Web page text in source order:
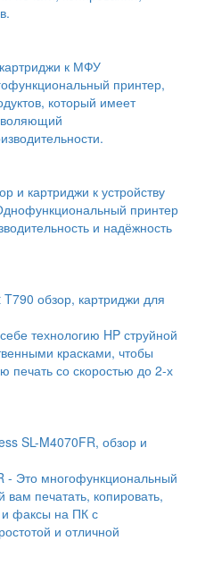
к МФУ
принтер,
который имеет
и картриджи к устройству
принтер
и надёжность
обзор, картриджи для
технологию HP струйной
красками, чтобы
печать со скоростью до 2-х
SL-M4070FR, обзор и
- Это многофункциональный
печатать, копировать,
и факсы на ПК с
и отличной